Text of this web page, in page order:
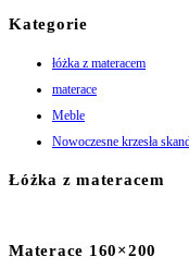
Kategorie
łóżka z materacem
materace
Meble
Nowoczesne krzesła
Łóżka z materacem
Materace 160×200